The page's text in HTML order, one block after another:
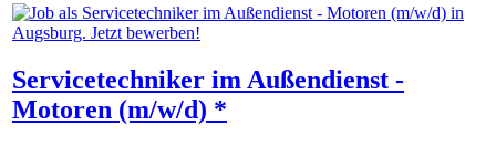
Servicetechniker im Außendienst -
Motoren (m/w/d) *